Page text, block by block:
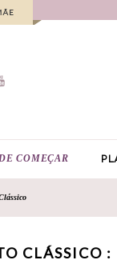
COMEÇAR
CLÁSSICO :